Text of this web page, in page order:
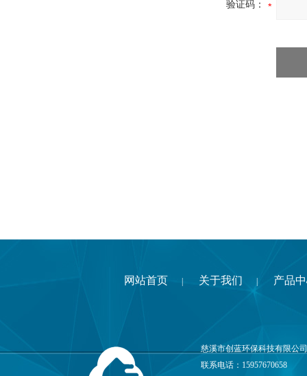
验证码：
网站首页 关于我们 产品
慈溪市创蓝环保科技有限公
联系电话：15957670658